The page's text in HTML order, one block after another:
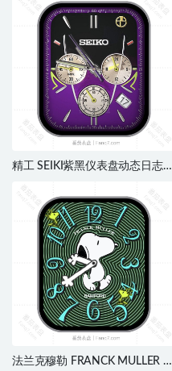
精工 SEIKI紫黑仪表盘动态日志刻
法兰克穆勒 FRANCK MULLER 绿